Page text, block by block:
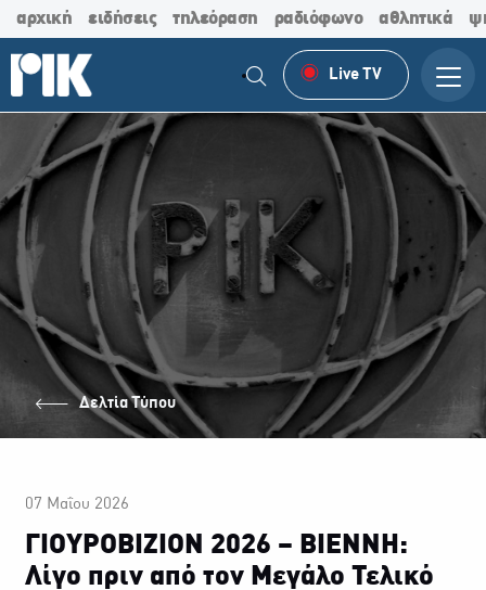
αρχική ειδήσεις τηλεόραση ραδιόφωνο αθλητικά
Live TV
Δελτία Τύπου
07 Μαΐου 2026
ΓΙΟΥΡΟΒΙΖΙΟΝ 2026 – ΒΙΕΝΝΗ:
Λίγο πριν από τον Μεγάλο Τελικό